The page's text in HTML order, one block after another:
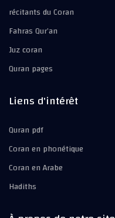
récitants du Coran
Fahras Qur’an
Juz coran
Quran pages
Liens d'intérêt
Quran pdf
Coran en phonétique
Coran en Arabe
Hadiths